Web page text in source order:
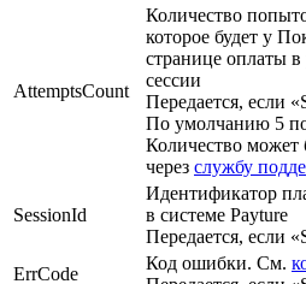
AttemptsCount
Количество
которое будет у
странице оплаты
сессии
Передается, если
По умолчанию 5
Количество может
через службу
SessionId
Идентификатор
в системе Payture
Передается, если
ErrCode
Код ошибки. См.